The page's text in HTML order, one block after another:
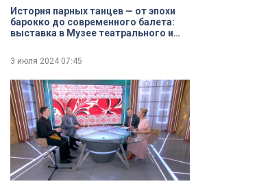
История парных танцев — от эпохи
барокко до современного балета:
выставка в Музее театрального и
3 июля 2024 07:45